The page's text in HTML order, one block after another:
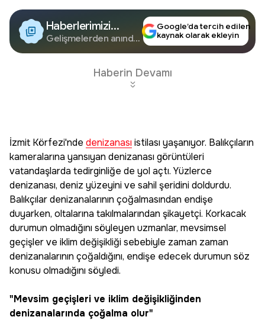
Haberlerimizi
Google'da Takip
Edin
Gelişmelerden anında
Google’da tercih edilen
kaynak olarak ekleyin
Haberin Devamı
İzmit Körfezi'nde denizanasıistilası yaşanıyor. Balıkçıların
kameralarına yansıyan denizanası görüntüleri
vatandaşlarda tedirginliğe de yol açtı. Yüzlerce
denizanası, deniz yüzeyini ve sahil şeridini doldurdu.
Balıkçılar denizanalarının çoğalmasından endişe
duyarken, oltalarına takılmalarından şikayetçi. Korkacak
durumun olmadığını söyleyen uzmanlar, mevsimsel
geçişler ve iklim değişikliği sebebiyle zaman zaman
denizanalarının çoğaldığını, endişe edecek durumun söz
konusu olmadığını söyledi.
"Mevsim geçişleri ve iklim değişikliğinden
denizanalarında çoğalma olur"